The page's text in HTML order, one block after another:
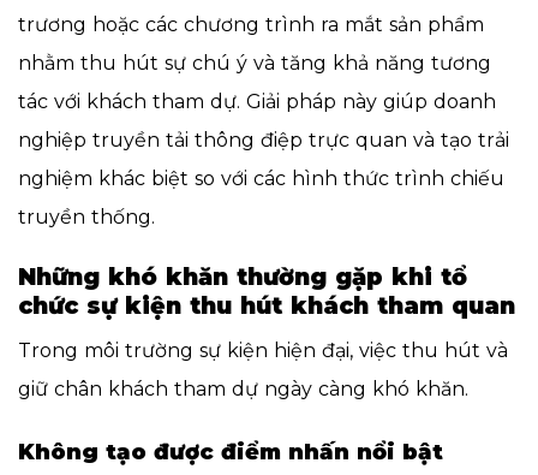
trương hoặc các chương trình ra mắt sản phẩm
nhằm thu hút sự chú ý và tăng khả năng tương
tác với khách tham dự. Giải pháp này giúp doanh
nghiệp truyền tải thông điệp trực quan và tạo trải
nghiệm khác biệt so với các hình thức trình chiếu
truyền thống.
Những khó khăn thường gặp khi tổ
chức sự kiện thu hút khách tham quan
Trong môi trường sự kiện hiện đại, việc thu hút và
giữ chân khách tham dự ngày càng khó khăn.
Không tạo được điểm nhấn nổi bật